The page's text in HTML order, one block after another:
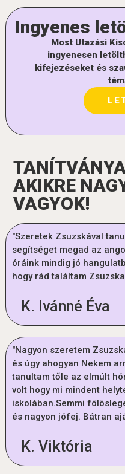
Ingyenes
Most Utazási
ingyenesen
kifejezéseket és
AKIKRE
VAGYOK!
"Szeretek Zsuzskával
segítséget megad az
óráink mindig jó
hogy rád találtam
K. Ivánné Éva
"Nagyon szeretem
és úgy ahogyan Nekem
tanultam tőle az elmúlt
volt hogy mi mindent
iskolában.Semmi
és nagyon jófej. Bátran
K. Viktória